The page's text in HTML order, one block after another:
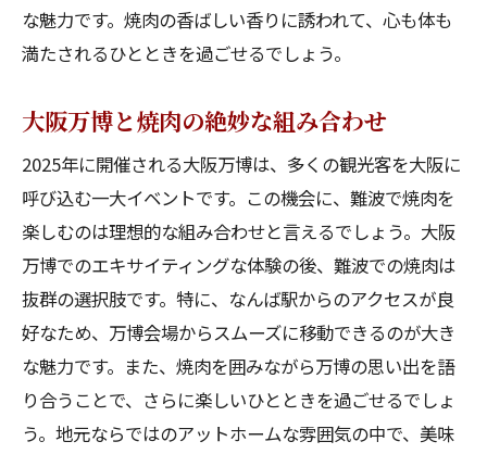
な魅力です。焼肉の香ばしい香りに誘われて、心も体も
満たされるひとときを過ごせるでしょう。
大阪万博と焼肉の絶妙な組み合わせ
2025年に開催される大阪万博は、多くの観光客を大阪に
呼び込む一大イベントです。この機会に、難波で焼肉を
楽しむのは理想的な組み合わせと言えるでしょう。大阪
万博でのエキサイティングな体験の後、難波での焼肉は
抜群の選択肢です。特に、なんば駅からのアクセスが良
好なため、万博会場からスムーズに移動できるのが大き
な魅力です。また、焼肉を囲みながら万博の思い出を語
り合うことで、さらに楽しいひとときを過ごせるでしょ
う。地元ならではのアットホームな雰囲気の中で、美味